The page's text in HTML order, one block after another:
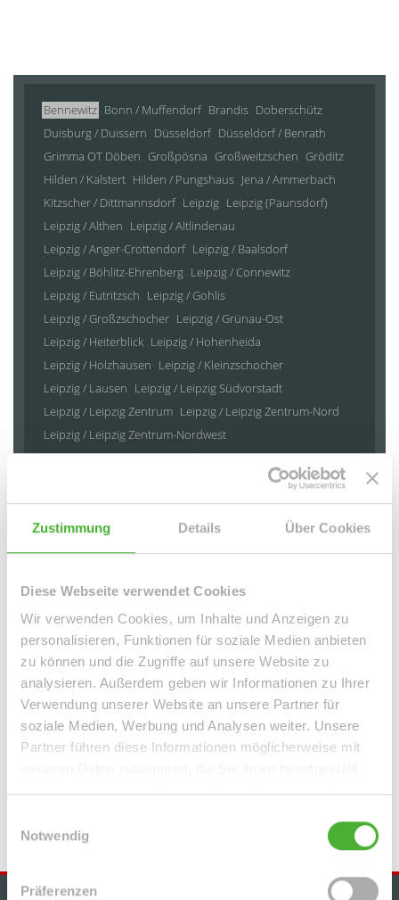
Zustimmung Details Über Cookies
Diese Webseite verwendet Cookies
Wir verwenden Cookies, um Inhalte und Anzeigen zu
personalisieren, Funktionen für soziale Medien anbieten
zu können und die Zugriffe auf unsere Website zu
analysieren. Außerdem geben wir Informationen zu Ihrer
Verwendung unserer Website an unsere Partner für
soziale Medien, Werbung und Analysen weiter. Unsere
Partner führen diese Informationen möglicherweise mit
Notwendig
Präferenzen
Bennewitz Bonn / Muffendorf Brandis Doberschütz
Duisburg / Duissern Düsseldorf Düsseldorf / Benrath
Grimma OT Döben Großpösna Großweitzschen Gröditz
Hilden / Kalstert Hilden / Pungshaus Jena / Ammerbach
Kitzscher / Dittmannsdorf Leipzig Leipzig (Paunsdorf)
Leipzig / Althen Leipzig / Altlindenau
Leipzig / Anger-Crottendorf Leipzig / Baalsdorf
Leipzig / Böhlitz-Ehrenberg Leipzig / Connewitz
Leipzig / Eutritzsch Leipzig / Gohlis
Leipzig / Großzschocher Leipzig / Grünau-Ost
Leipzig / Heiterblick Leipzig / Hohenheida
Leipzig / Holzhausen Leipzig / Kleinzschocher
Leipzig / Lausen Leipzig / Leipzig Südvorstadt
Leipzig / Leipzig Zentrum Leipzig / Leipzig Zentrum-Nord
Leipzig / Leipzig Zentrum-Nordwest
Leipzig / Leipzig Zentrum-Süd
Leipzig / Liebertwolkwitz
Leipzig / Lindenau Leipzig / Lindenthal Leipzig / Mölkau
Leipzig / Neustadt-Neuschönefeld
Leipzig / Paunsdorf
Leipzig / Plagwitz Leipzig / Probstheida Leipzig / Schleußig
Markranstädt
Mügeln Roßwein / Gleisberg
Solingen / Burg an der Wupper
Solingen / Papiermühle
Taucha Taucha / Plösitz Torgau Willich Wurzen
Zeitz
Zwenkau
Immo Bennewitz Haus Bennewitz Häuser Bennewitz
kaufen
Immobilie Bennewitz
Immobilien Bennewitz
Immobilienkauf Bennewitz